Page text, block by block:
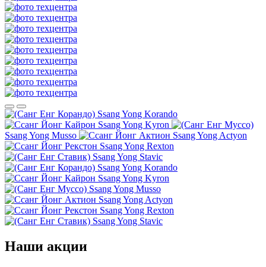
Ssang Yong Korando
Ssang Yong Kyron
Ssang Yong Musso
Ssang Yong Actyon
Ssang Yong Rexton
Ssang Yong Stavic
Ssang Yong Korando
Ssang Yong Kyron
Ssang Yong Musso
Ssang Yong Actyon
Ssang Yong Rexton
Ssang Yong Stavic
Наши акции